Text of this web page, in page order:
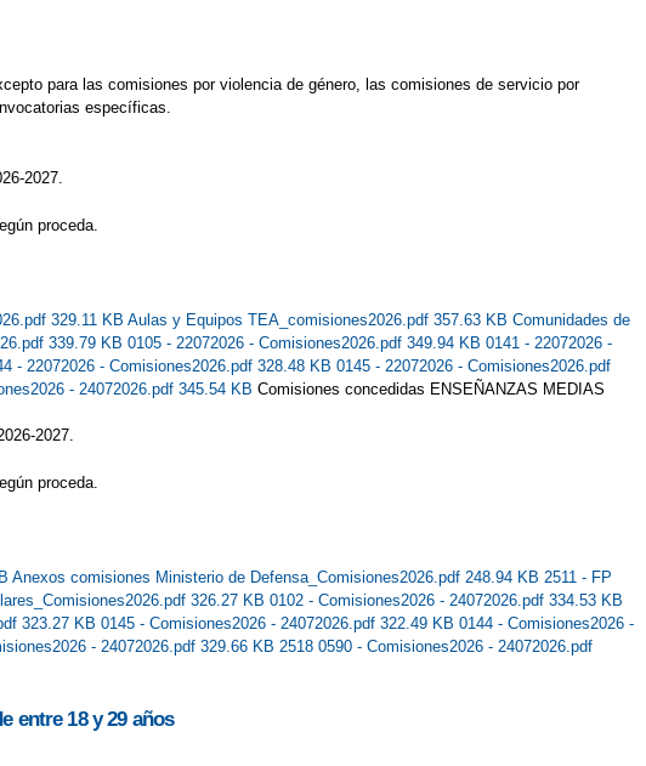
para las comisiones por violencia de género, las comisiones de servicio por
específicas.
2027.
proceda.
329.11 KB Aulas y Equipos TEA_comisiones2026.pdf 357.63 KB Comunidades de
339.79 KB 0105 - 22072026 - Comisiones2026.pdf 349.94 KB 0141 - 22072026 -
- 22072026 - Comisiones2026.pdf 328.48 KB 0145 - 22072026 - Comisiones2026.pdf
- 24072026.pdf 345.54 KB Comisiones concedidas ENSEÑANZAS MEDIAS
2027.
proceda.
Anexos comisiones Ministerio de Defensa_Comisiones2026.pdf 248.94 KB 2511 - FP
326.27 KB 0102 - Comisiones2026 - 24072026.pdf 334.53 KB
323.27 KB 0145 - Comisiones2026 - 24072026.pdf 322.49 KB 0144 - Comisiones2026 -
- 24072026.pdf 329.66 KB 2518 0590 - Comisiones2026 - 24072026.pdf
entre 18 y 29 años